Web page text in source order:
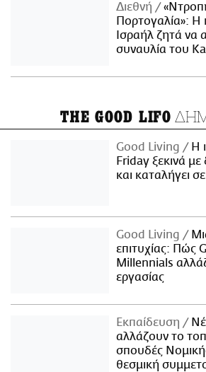
Διεθνή
Πορτογαλία»: Η
Ισραήλ ζητά να
συναυλία του
THE GOOD LIFO
Good Living
Η
Friday ξεκινά με
και καταλήγει
Good Living
επιτυχίας: Πώς
Millennials
εργασίας
Εκπαίδευση
αλλάζουν το
σπουδές
θεσμική